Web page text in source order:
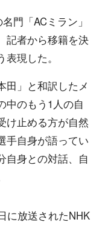
門「ACミラン」
記者から移籍を決
現した。
田」と和訳したメ
中のもう1人の自
け止める方が自然
手自身が語ってい
自身との対話、自
に放送されたNHK